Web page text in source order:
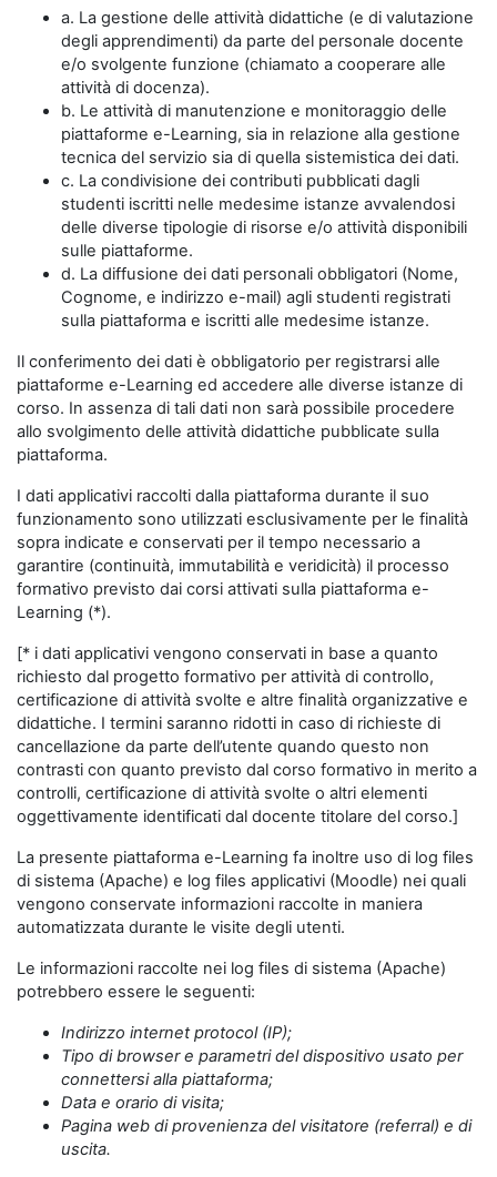
a. La gestione delle attività didattiche (e di valutazione
degli apprendimenti) da parte del personale docente
e/o svolgente funzione (chiamato a cooperare alle
attività di docenza).
b. Le attività di manutenzione e monitoraggio delle
piattaforme e-Learning, sia in relazione alla gestione
tecnica del servizio sia di quella sistemistica dei dati.
c. La condivisione dei contributi pubblicati dagli
studenti iscritti nelle medesime istanze avvalendosi
delle diverse tipologie di risorse e/o attività disponibili
sulle piattaforme.
d. La diffusione dei dati personali obbligatori (Nome,
Cognome, e indirizzo e-mail) agli studenti registrati
sulla piattaforma e iscritti alle medesime istanze.
Il conferimento dei dati è obbligatorio per registrarsi alle
piattaforme e-Learning ed accedere alle diverse istanze di
corso. In assenza di tali dati non sarà possibile procedere
allo svolgimento delle attività didattiche pubblicate sulla
piattaforma.
I dati applicativi raccolti dalla piattaforma durante il suo
funzionamento sono utilizzati esclusivamente per le finalità
sopra indicate e conservati per il tempo necessario a
garantire (continuità, immutabilità e veridicità) il processo
formativo previsto dai corsi attivati sulla piattaforma e-
Learning (*).
[* i dati applicativi vengono conservati in base a quanto
richiesto dal progetto formativo per attività di controllo,
certificazione di attività svolte e altre finalità organizzative e
didattiche. I termini saranno ridotti in caso di richieste di
cancellazione da parte dell’utente quando questo non
contrasti con quanto previsto dal corso formativo in merito a
controlli, certificazione di attività svolte o altri elementi
oggettivamente identificati dal docente titolare del corso.]
La presente piattaforma e-Learning fa inoltre uso di log files
di sistema (Apache) e log files applicativi (Moodle) nei quali
vengono conservate informazioni raccolte in maniera
automatizzata durante le visite degli utenti.
Le informazioni raccolte nei log files di sistema (Apache)
potrebbero essere le seguenti:
Indirizzo internet protocol (IP);
Tipo di browser e parametri del dispositivo usato per
connettersi alla piattaforma;
Data e orario di visita;
Pagina web di provenienza del visitatore (referral) e di
uscita.